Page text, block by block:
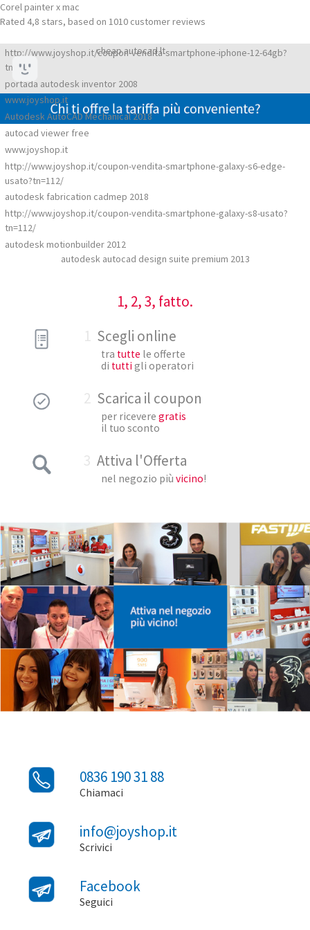
Corel painter x mac
Rated 4,8 stars, based on 1010 customer reviews
http://www.joyshop.it/coupon-vendita-smartphone-iphone-12-64gb?
tn=59/
portada autodesk inventor 2008
www.joyshop.it
Autodesk AutoCAD Mechanical 2018
autocad viewer free
www.joyshop.it
http://www.joyshop.it/coupon-vendita-smartphone-galaxy-s6-edge-
usato?tn=112/
autodesk fabrication cadmep 2018
http://www.joyshop.it/coupon-vendita-smartphone-galaxy-s8-usato?
tn=112/
autodesk motionbuilder 2012
autodesk autocad design suite premium 2013
cheap autocad lt
1, 2, 3, fatto.
1 Scegli online
tra tutte le offerte
di tutti gli operatori
2 Scarica il coupon
per ricevere gratis
il tuo sconto
3 Attiva l'Offerta
nel negozio più vicino!
0836 190 31 88
Chiamaci
info@joyshop.it
Scrivici
Facebook
Seguici